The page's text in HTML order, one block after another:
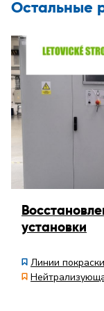
Остальные
установки
Линии покраски